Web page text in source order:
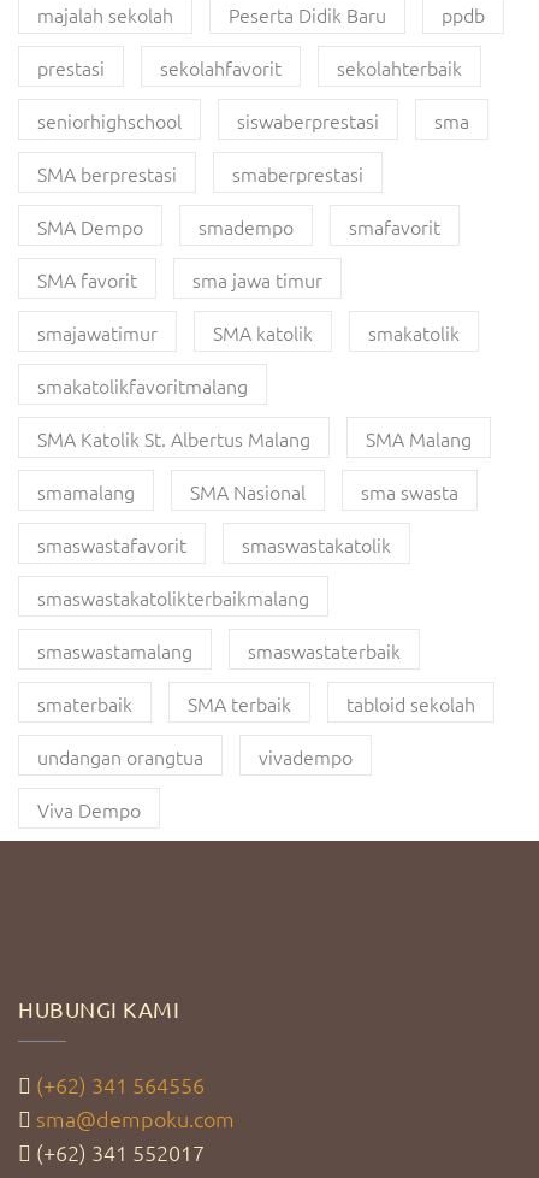
majalah sekolah
Peserta Didik Baru
ppdb
prestasi
sekolahfavorit
sekolahterbaik
seniorhighschool
siswaberprestasi
sma
SMA berprestasi
smaberprestasi
SMA Dempo
smadempo
smafavorit
SMA favorit
sma jawa timur
smajawatimur
SMA katolik
smakatolik
smakatolikfavoritmalang
SMA Katolik St. Albertus Malang
SMA Malang
smamalang
SMA Nasional
sma swasta
smaswastafavorit
smaswastakatolik
smaswastakatolikterbaikmalang
smaswastamalang
smaswastaterbaik
smaterbaik
SMA terbaik
tabloid sekolah
undangan orangtua
vivadempo
Viva Dempo
HUBUNGI KAMI
(+62) 341 564556
sma@dempoku.com
(+62) 341 552017